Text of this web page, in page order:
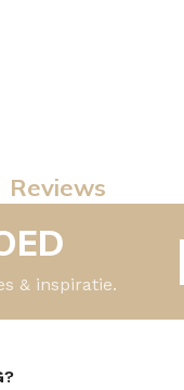
Reviews
& inspiratie.